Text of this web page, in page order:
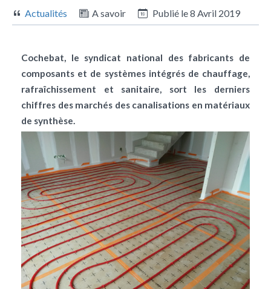
Actualités A savoir Publié le8 Avril 2019
Cochebat, le syndicat national des fabricants de
composants et de systèmes intégrés de chauffage,
rafraîchissement et sanitaire, sort les derniers
chiffres des marchés des canalisations en matériaux
de synthèse.